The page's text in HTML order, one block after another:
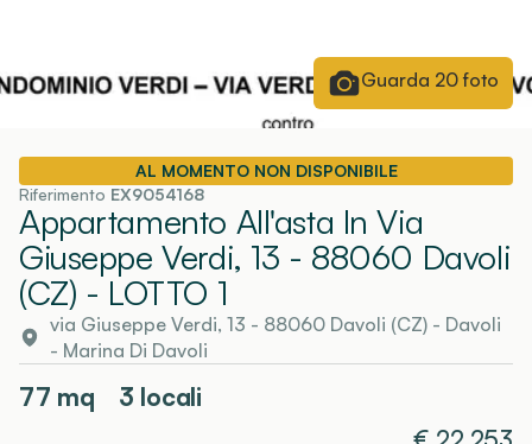
Guarda 20foto
AL MOMENTO NON DISPONIBILE
Riferimento EX9054168
Appartamento All'asta In Via
Giuseppe Verdi, 13 - 88060 Davoli
(CZ) - LOTTO 1
via Giuseppe Verdi, 13 - 88060 Davoli (CZ) - Davoli
- Marina Di Davoli
77 mq
3 locali